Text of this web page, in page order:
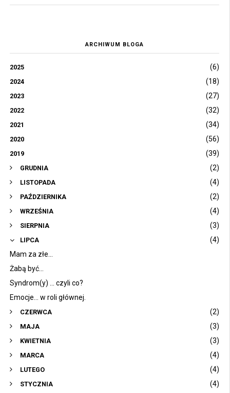
ARCHIWUM BLOGA
2025 (6)
2024 (18)
2023 (27)
2022 (32)
2021 (34)
2020 (56)
2019 (39)
GRUDNIA (2)
LISTOPADA (4)
PAŹDZIERNIKA (2)
WRZEŚNIA (4)
SIERPNIA (3)
LIPCA
(4)
Mam za złe...
Żabą być...
Syndrom(y) ... czyli co?
Emocje... w roli głównej.
CZERWCA (2)
MAJA (3)
KWIETNIA (3)
MARCA (4)
LUTEGO (4)
STYCZNIA (4)